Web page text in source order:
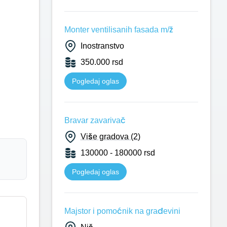
Monter ventilisanih fasada m/ž
Inostranstvo
350.000 rsd
Pogledaj oglas
Bravar zavarivač
Više gradova (2)
130000 - 180000 rsd
Pogledaj oglas
Majstor i pomoćnik na građevini